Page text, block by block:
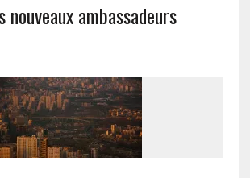
nouveaux ambassadeurs